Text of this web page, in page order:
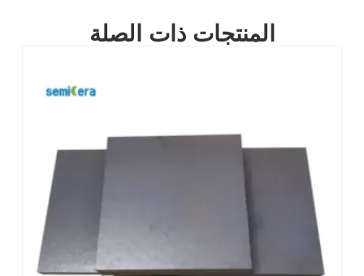
المنتجات ذات الصلة